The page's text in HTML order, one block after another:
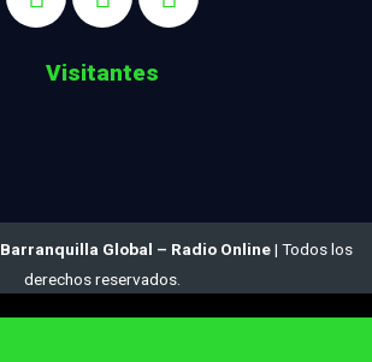
Visitantes
Barranquilla Global – Radio Online| Todos los
derechos reservados.